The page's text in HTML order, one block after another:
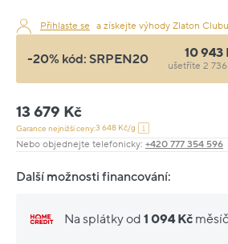
Přihlaste se a získejte výhody Zlaton Clubu
-20% kód: SRPEN20 10 943
ušetříte 2
13 679 Kč
Garance nejnižší ceny:3 648 Kč/g
Nebo objednejte telefonicky: +420 777 354 596
Další možnosti financování:
Na splátky od 1 094 Kč